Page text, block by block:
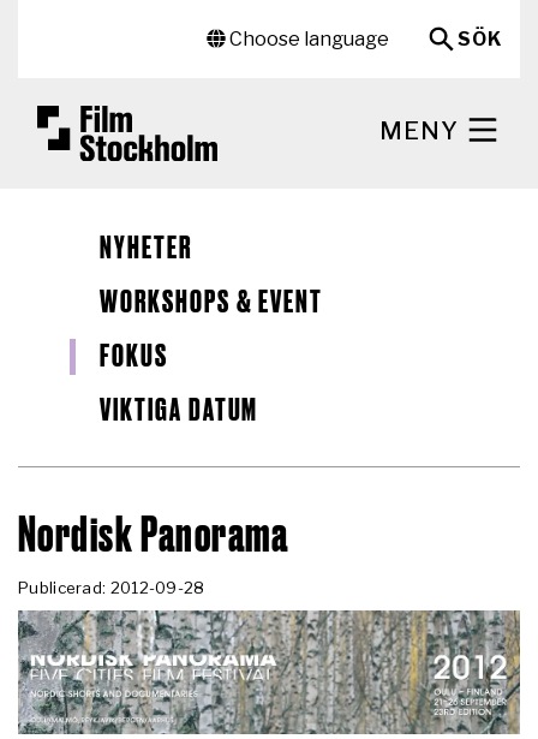
Choose language
SÖK
MENY
NYHETER
WORKSHOPS & EVENT
FOKUS
VIKTIGA DATUM
Nordisk Panorama
Publicerad: 2012-09-28